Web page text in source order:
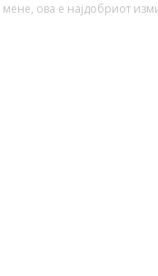
ова е најдобриот